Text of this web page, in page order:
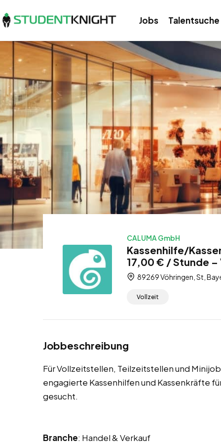
Jobs Talentsuche
CALUMA GmbH
Kassenhilfe/
17,00 € / Stunde
89269 Vöhringen, St,
Vollzeit
Jobbeschreibung
Für Vollzeitstellen, Teilzeitstellen und
engagierte Kassenhilfen und Kassenkräfte
gesucht.
Branche: Handel & Verkauf